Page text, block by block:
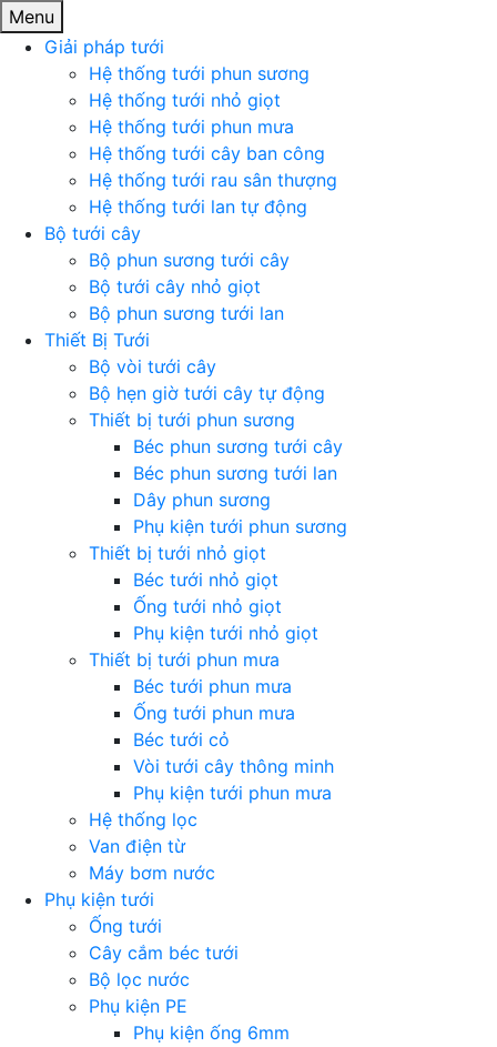
Menu
Giải pháp tưới
Hệ thống tưới phun sương
Hệ thống tưới nhỏ giọt
Hệ thống tưới phun mưa
Hệ thống tưới cây ban công
Hệ thống tưới rau sân thượng
Hệ thống tưới lan tự động
Bộ tưới cây
Bộ phun sương tưới cây
Bộ tưới cây nhỏ giọt
Bộ phun sương tưới lan
Thiết Bị Tưới
Bộ vòi tưới cây
Bộ hẹn giờ tưới cây tự động
Thiết bị tưới phun sương
Béc phun sương tưới cây
Béc phun sương tưới lan
Dây phun sương
Phụ kiện tưới phun sương
Thiết bị tưới nhỏ giọt
Béc tưới nhỏ giọt
Ống tưới nhỏ giọt
Phụ kiện tưới nhỏ giọt
Thiết bị tưới phun mưa
Béc tưới phun mưa
Ống tưới phun mưa
Béc tưới cỏ
Vòi tưới cây thông minh
Phụ kiện tưới phun mưa
Hệ thống lọc
Van điện từ
Máy bơm nước
Phụ kiện tưới
Ống tưới
Cây cắm béc tưới
Bộ lọc nước
Phụ kiện PE
Phụ kiện ống 6mm